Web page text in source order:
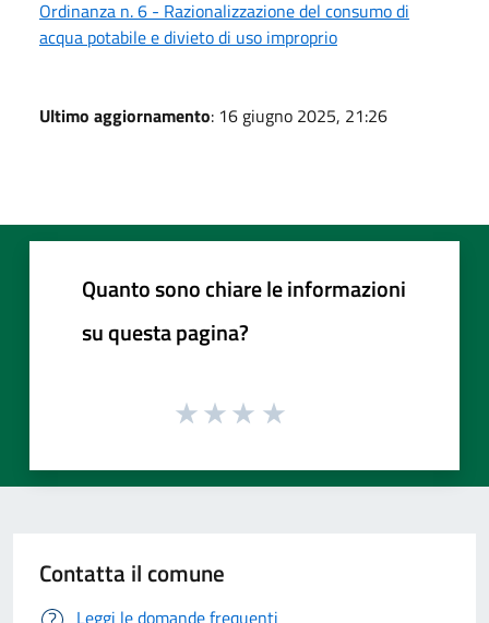
Ordinanza n. 6 - Razionalizzazione del consumo di
acqua potabile e divieto di uso improprio
Ultimo aggiornamento: 16 giugno 2025, 21:26
Quanto sono chiare le informazioni
su questa pagina?
Contatta il comune
Leggi le domande frequenti